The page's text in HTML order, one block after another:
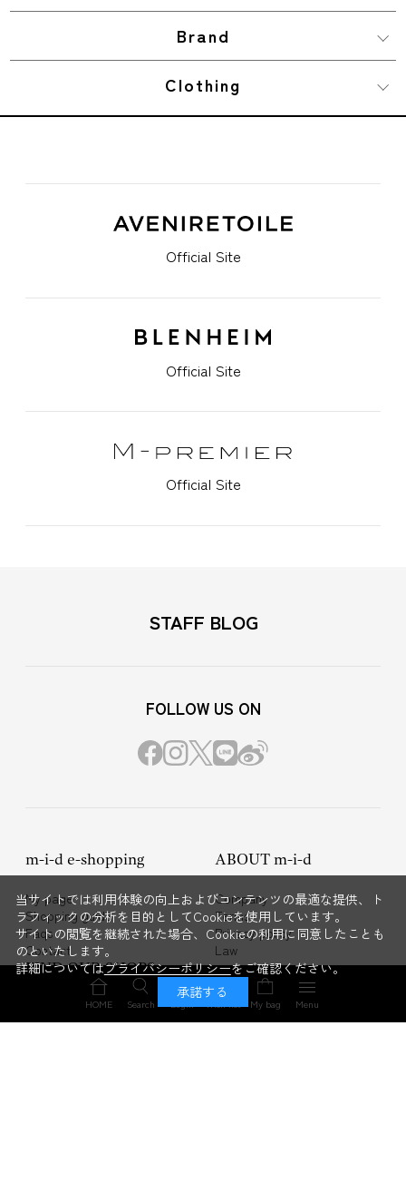
Brand
Clothing
Official Site
Official Site
Official Site
STAFF BLOG
FOLLOW US ON
m-i-d e-shopping
My page
Shopping guide
Faqs
Contact
ABOUT m-i-d
Company
Terms
Privacy policy
Law
FIND OUR SHOPS
AVENIRETOILE
BLENHEIM
M-PREMIER
M-premierBLACK
HOME Search Login Wish list My bag Menu
当サイトでは利用体験の向上およびコンテンツの最適な提供、ト
ラフィックの分析を目的としてCookieを使用しています。
サイトの閲覧を継続された場合、Cookieの利用に同意したことも
のといたします。
詳細についてはプライバシーポリシーをご確認ください。
承諾する